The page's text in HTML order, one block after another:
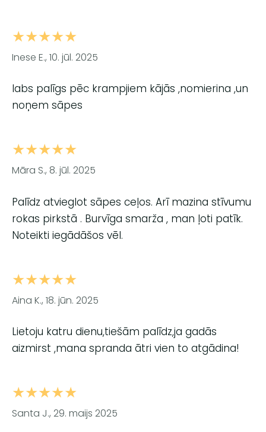
★★★★★
Inese E., 10. jūl. 2025
labs palīgs pēc krampjiem kājās ,nomierina ,un
noņem sāpes
★★★★★
Māra S., 8. jūl. 2025
Palīdz atvieglot sāpes ceļos. Arī mazina stīvumu
rokas pirkstā . Burvīga smarža , man ļoti patīk.
Noteikti iegādāšos vēl.
★★★★★
Aina K., 18. jūn. 2025
Lietoju katru dienu,tiešām palīdz,ja gadās
aizmirst ,mana spranda ātri vien to atgādina!
★★★★★
Santa J., 29. maijs 2025